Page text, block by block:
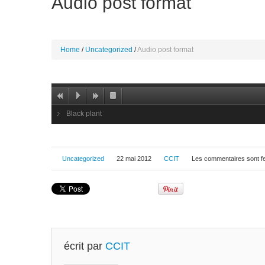
Home Uncategorized Audio post format
Black plant
Uncategorized 22 mai 2012 CCIT Les commentaires sont
écrit par CCIT